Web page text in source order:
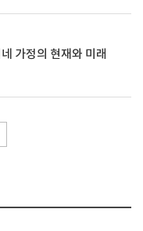
가정의 현재와 미래